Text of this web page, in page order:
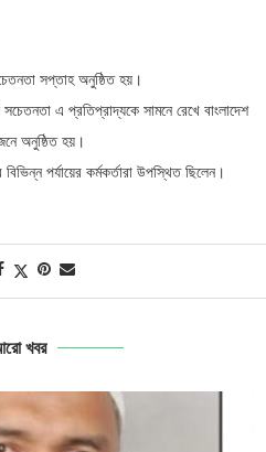
সপ্তাহ অনুষ্ঠিত হয়।
এ প্রতিপ্রাদ্যকে সামনে রেখে বাংলাদেশ
অনুষ্ঠিত হয়।
পর্যায়ের কর্মকর্তারা উপস্থিত ছিলেন।
খবর